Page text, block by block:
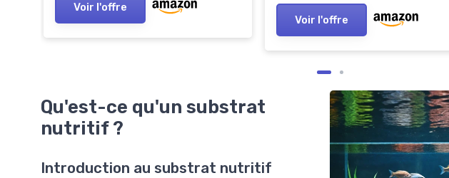
Voir l'offre
Voir l'offre
Qu'est-ce qu'un substrat
nutritif ?
Introduction au substrat nutritif